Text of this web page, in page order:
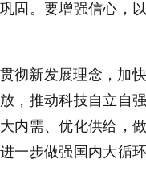
固。要增强信心，
彻新发展理念，加
，推动科技自立自
内需、优化供给，
一步做强国内大循